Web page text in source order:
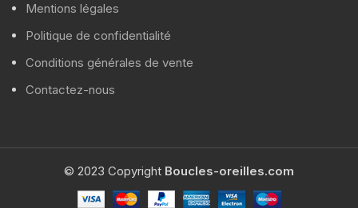
Mentions légales
Politique de confidentialité
Conditions générales de vente
Contactez-nous
© 2023 Copyright Boucles-oreilles.com